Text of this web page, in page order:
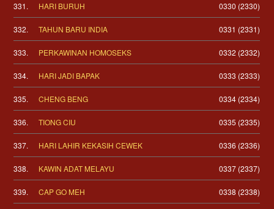
331. HARI BURUH 0330 (2330)
332. TAHUN BARU INDIA 0331 (2331)
333. PERKAWINAN HOMOSEKS 0332 (2332)
334. HARI JADI BAPAK 0333 (2333)
335. CHENG BENG 0334 (2334)
336. TIONG CIU 0335 (2335)
337. HARI LAHIR KEKASIH CEWEK 0336 (2336)
338. KAWIN ADAT MELAYU 0337 (2337)
339. CAP GO MEH 0338 (2338)